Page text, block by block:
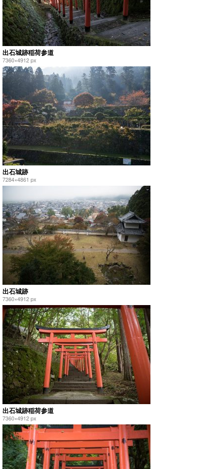
出石城跡稲荷参道
7360×4912 px
出石城跡
7284×4861 px
出石城跡
7360×4912 px
出石城跡稲荷参道
7360×4912 px